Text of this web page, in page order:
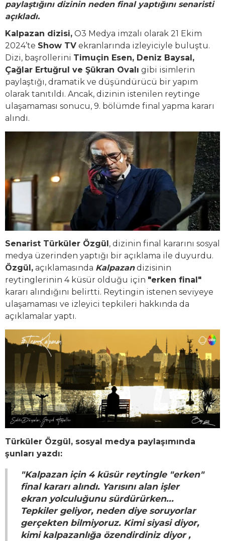
paylaştığını dizinin neden final yaptığını senaristi
açıkladı.
Kalpazan dizisi, O3 Medya imzalı olarak 21 Ekim
2024’te Show TV ekranlarında izleyiciyle buluştu.
Dizi, başrollerini Timuçin Esen, Deniz Baysal,
Çağlar Ertuğrul ve Şükran Ovalı gibi isimlerin
paylaştığı, dramatik ve düşündürücü bir yapım
olarak tanıtıldı. Ancak, dizinin istenilen reytinge
ulaşamaması sonucu, 9. bölümde final yapma kararı
alındı.
Senarist Türküler Özgül, dizinin final kararını sosyal
medya üzerinden yaptığı bir açıklama ile duyurdu.
Özgül, açıklamasında Kalpazandizisinin
reytinglerinin 4 küsür olduğu için "erken final"
kararı alındığını belirtti. Reytingin istenen seviyeye
ulaşamaması ve izleyici tepkileri hakkında da
açıklamalar yaptı.
Türküler Özgül, sosyal medya paylaşımında
şunları yazdı:
"Kalpazan için 4 küsür reytingle "erken"
final kararı alındı. Yarısını alan işler
ekran yolculuğunu sürdürürken...
Tepkiler geliyor, neden diye soruyorlar
gerçekten bilmiyoruz. Kimi siyasi diyor,
kimi kalpazanlığa özendirdiniz diyor ,